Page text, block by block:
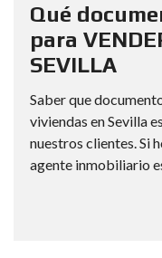
Qué
para
SEVILLA
Saber que
viviendas en Sevilla
nuestros clientes. Si
agente inmobiliario